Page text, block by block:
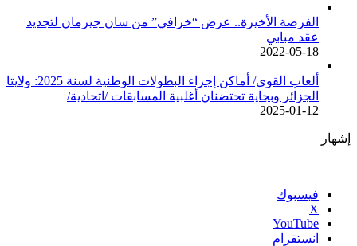
الفرصة الأخيرة.. عرض “خرافي” من سان جيرمان لتجديد
عقد مبابي
2022-05-18
ألعاب القوى/ أماكن إجراء البطولات الوطنية لسنة 2025: ولايتا
الجزائر وبجاية تحتضنان أغلبية المسابقات /اتحادية/
2025-01-12
إشهار
فيسبوك
‫X
‫YouTube
انستقرام